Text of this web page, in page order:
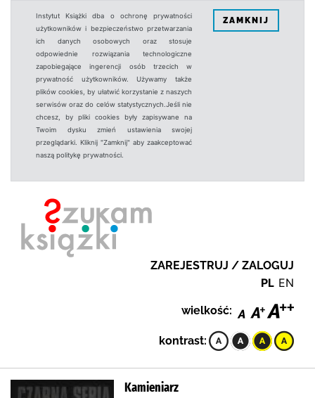
Instytut Książki dba o ochronę prywatności
użytkowników i bezpieczeństwo przetwarzania
ich danych osobowych oraz stosuje
odpowiednie rozwiązania technologiczne
zapobiegające ingerencji osób trzecich w
prywatność użytkowników. Używamy także
plików cookies, by ułatwić korzystanie z naszych
serwisów oraz do celów statystycznych.Jeśli nie
chcesz, by pliki cookies były zapisywane na
Twoim dysku zmień ustawienia swojej
przeglądarki. Kliknij "Zamknij" aby zaakceptować
naszą politykę prywatności.
ZAMKNIJ
ZAREJESTRUJ / ZALOGUJ
PL EN
wielkość:
kontrast:
Kamieniarz